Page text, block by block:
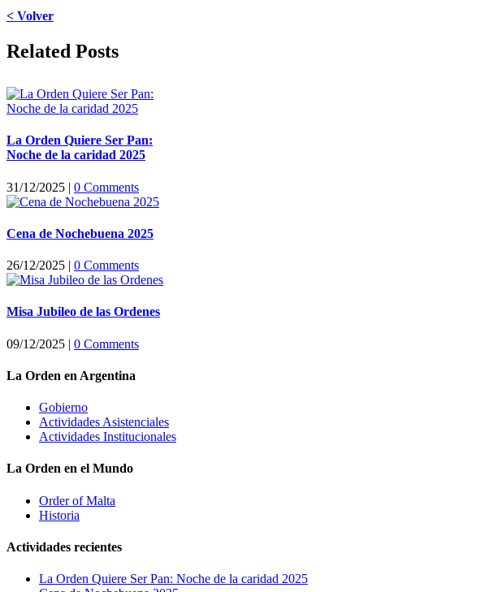
< Volver
Facebook
X
LinkedIn
WhatsApp
Pinterest
Email
Related Posts
La Orden Quiere Ser Pan:
Noche de la caridad 2025
31/12/2025 | 0 Comments
Cena de Nochebuena 2025
26/12/2025 | 0 Comments
Misa Jubileo de las Ordenes
09/12/2025 | 0 Comments
La Orden en Argentina
Gobierno
Actividades Asistenciales
Actividades Institucionales
La Orden en el Mundo
Order of Malta
Historia
Actividades recientes
La Orden Quiere Ser Pan: Noche de la caridad 2025